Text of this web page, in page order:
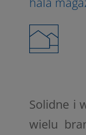
Solidne i
wielu